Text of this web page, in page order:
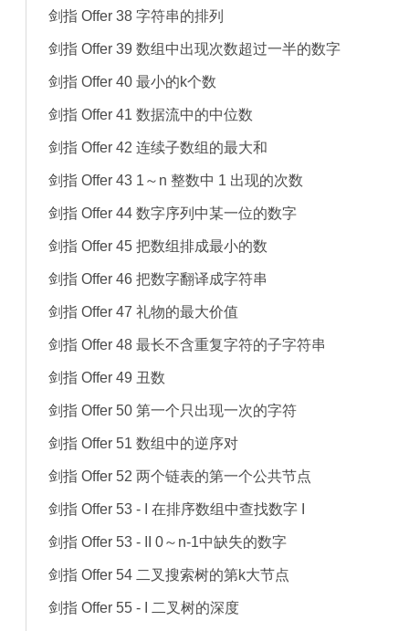
剑指 Offer 38 字符串的排列
剑指 Offer 39 数组中出现次数超过一半的数字
剑指 Offer 40 最小的k个数
剑指 Offer 41 数据流中的中位数
剑指 Offer 42 连续子数组的最大和
剑指 Offer 43 1～n 整数中 1 出现的次数
剑指 Offer 44 数字序列中某一位的数字
剑指 Offer 45 把数组排成最小的数
剑指 Offer 46 把数字翻译成字符串
剑指 Offer 47 礼物的最大价值
剑指 Offer 48 最长不含重复字符的子字符串
剑指 Offer 49 丑数
剑指 Offer 50 第一个只出现一次的字符
剑指 Offer 51 数组中的逆序对
剑指 Offer 52 两个链表的第一个公共节点
剑指 Offer 53 - I 在排序数组中查找数字 I
剑指 Offer 53 - II 0～n-1中缺失的数字
剑指 Offer 54 二叉搜索树的第k大节点
剑指 Offer 55 - I 二叉树的深度